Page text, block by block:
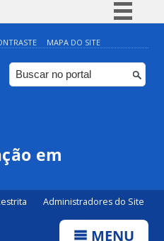
Simplifique!
Comunica BR
Participe
Canais
MAPA DO SITE
em
Administradores do Site
MENU